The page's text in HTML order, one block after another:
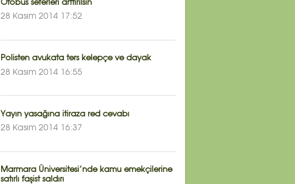
Otobüs seferleri arttırılsın
28 Kasım 2014 17:52
Polisten avukata ters kelepçe ve dayak
28 Kasım 2014 16:55
Yayın yasağına itiraza red cevabı
28 Kasım 2014 16:37
Marmara Üniversitesi’nde kamu emekçilerine
satırlı faşist saldırı